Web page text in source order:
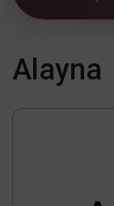
Alayna